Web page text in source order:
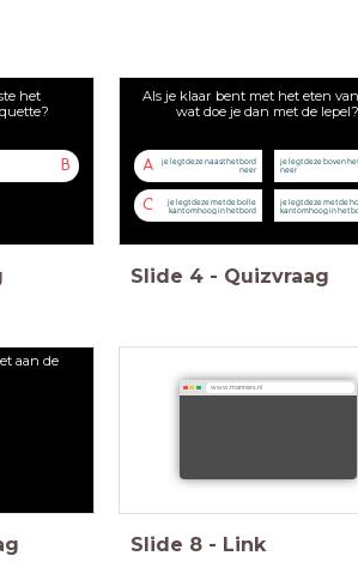
het
B
Als je klaar bent met het eten
wat doe je dan met de lepel?
A je legt deze naast het bord
neer
je legt deze boven
neer
C je legt deze met de bolle
kant omhoog in het bord
je legt deze met de
kant omhoog in het
Slide 4 - Quizvraag
aan de
www.manners.nl
Slide 8 - Link